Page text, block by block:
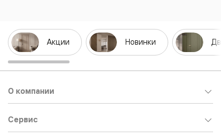
Акции Новинки
О компании
Сервис